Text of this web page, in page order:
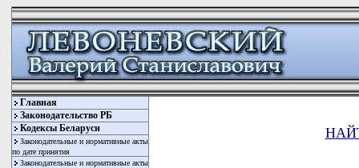
Главная
Законодательство РБ
Кодексы Беларуси
Законодательные и нормативные акты
по дате принятия
Законодательные и нормативные акты